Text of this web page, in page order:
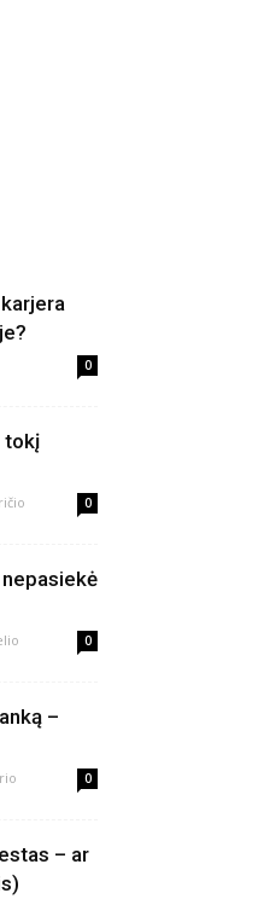
0
tokį
0
0
–
0
– ar